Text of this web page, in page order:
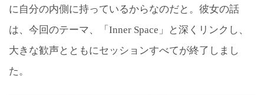
に自分の内側に持っているからなのだと。彼女の話
は、今回のテーマ、「Inner Space」と深くリンクし、
大きな歓声とともにセッションすべてが終了しまし
た。